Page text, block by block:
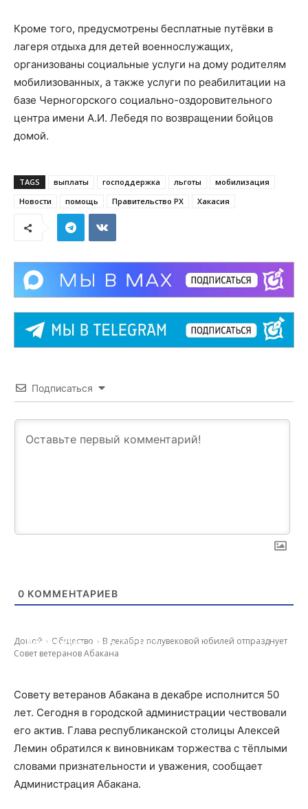
Кроме того, предусмотрены бесплатные путёвки в
лагеря отдыха для детей военнослужащих,
организованы социальные услуги на дому родителям
мобилизованных, а также услуги по реабилитации на
базе Черногорского социально-оздоровительного
центра имени А.И. Лебедя по возвращении бойцов
домой.
TAGS выплаты господдержка льготы
мобилизация
Новости
помощь Правительство РХ Хакасия
Подписаться
0 КОММЕНТАРИЕВ